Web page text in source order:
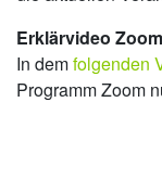
Erklärvideo Zoom
In demfolgenden
Programm Zoom